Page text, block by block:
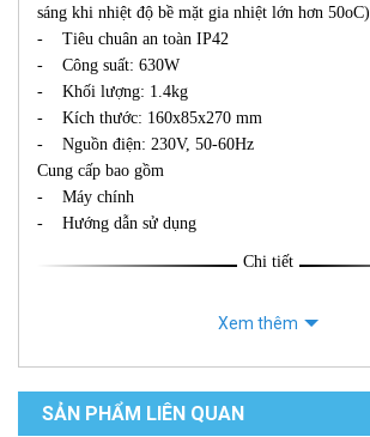
sáng khi nhiệt độ bề mặt gia nhiệt lớn hơn 50oC)
- Tiêu chuân an toàn IP42
- Công suất: 630W
- Khối lượng: 1.4kg
- Kích thước: 160x85x270 mm
- Nguồn điện: 230V, 50-60Hz
Cung cấp bao gồm
- Máy chính
- Hướng dẫn sử dụng
Chi tiết
Xem thêm
SẢN PHẨM LIÊN QUAN